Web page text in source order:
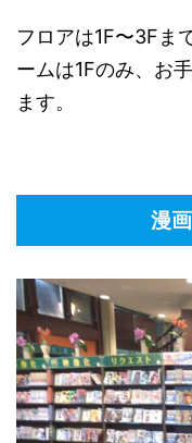
フロアは1F〜3Fま
ームは1Fのみ、お
ます。
漫